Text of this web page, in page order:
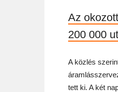
Az
200 000
A közlés
tett ki. A két